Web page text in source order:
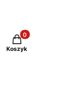
Produkty w
Koszyk